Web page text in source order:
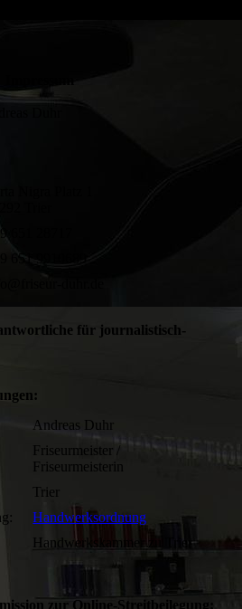
Duhr
Nigra Platz 1
651 28717
651 9910689
für journalistisch-
Andreas Duhr
Friseurmeister /
Friseurmeisterin
Trier
Handwerksordnung
Handwerkskammer zu Trier
zur Online-Streitbeilegung: